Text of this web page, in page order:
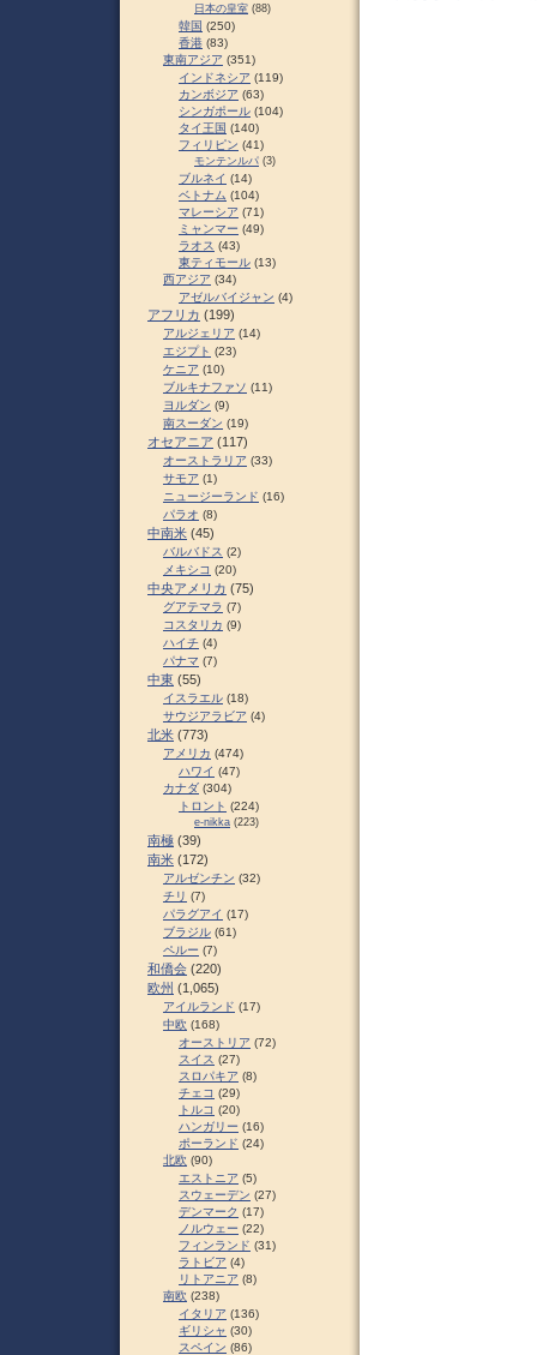
日本の皇室 (88)
韓国 (250)
香港 (83)
東南アジア (351)
インドネシア (119)
カンボジア (63)
シンガポール (104)
タイ王国 (140)
フィリピン (41)
モンテンルパ (3)
ブルネイ (14)
ベトナム (104)
マレーシア (71)
ミャンマー (49)
ラオス (43)
東ティモール (13)
西アジア (34)
アゼルバイジャン (4)
アフリカ (199)
アルジェリア (14)
エジプト (23)
ケニア (10)
ブルキナファソ (11)
ヨルダン (9)
南スーダン (19)
オセアニア (117)
オーストラリア (33)
サモア (1)
ニュージーランド (16)
パラオ (8)
中南米 (45)
バルバドス (2)
メキシコ (20)
中央アメリカ (75)
グアテマラ (7)
コスタリカ (9)
ハイチ (4)
パナマ (7)
中東 (55)
イスラエル (18)
サウジアラビア (4)
北米 (773)
アメリカ (474)
ハワイ (47)
カナダ (304)
トロント (224)
e-nikka (223)
南極 (39)
南米 (172)
アルゼンチン (32)
チリ (7)
パラグアイ (17)
ブラジル (61)
ペルー (7)
和僑会 (220)
欧州 (1,065)
アイルランド (17)
中欧 (168)
オーストリア (72)
スイス (27)
スロパキア (8)
チェコ (29)
トルコ (20)
ハンガリー (16)
ポーランド (24)
北欧 (90)
エストニア (5)
スウェーデン (27)
デンマーク (17)
ノルウェー (22)
フィンランド (31)
ラトビア (4)
リトアニア (8)
南欧 (238)
イタリア (136)
ギリシャ (30)
スペイン (86)